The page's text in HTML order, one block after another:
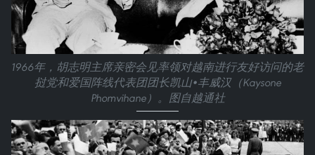
1966年，胡志明主席亲密会见率领对越南进行友好访问的老
挝党和爱国阵线代表团团长凯山•丰威汉（Kaysone
Phomvihane）。图自越通社